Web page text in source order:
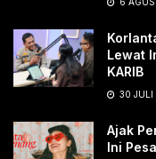
Lewat
KARIB
30 JULI
Ajak
Ini